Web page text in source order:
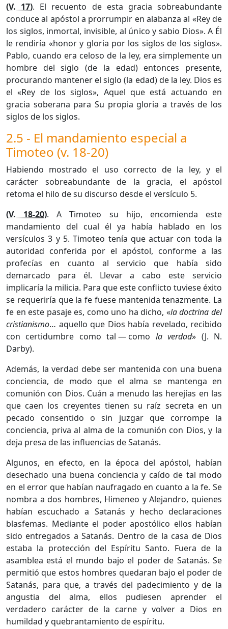
(V. 17). El recuento de esta gracia sobreabundante
conduce al apóstol a prorrumpir en alabanza al «Rey de
los siglos, inmortal, invisible, al único y sabio Dios». A Él
le rendiría «honor y gloria por los siglos de los siglos».
Pablo, cuando era celoso de la ley, era simplemente un
hombre del siglo (de la edad) entonces presente,
procurando mantener el siglo (la edad) de la ley. Dios es
el «Rey de los siglos», Aquel que está actuando en
gracia soberana para Su propia gloria a través de los
siglos de los siglos.
2.5 - El mandamiento especial a
Timoteo (v. 18-20)
Habiendo mostrado el uso correcto de la ley, y el
carácter sobreabundante de la gracia, el apóstol
retoma el hilo de su discurso desde el versículo 5.
(V. 18-20). A Timoteo su hijo, encomienda este
mandamiento del cual él ya había hablado en los
versículos 3 y 5. Timoteo tenía que actuar con toda la
autoridad conferida por el apóstol, conforme a las
profecías en cuanto al servicio que había sido
demarcado para él. Llevar a cabo este servicio
implicaría la milicia. Para que este conflicto tuviese éxito
se requeriría que la fe fuese mantenida tenazmente. La
fe en este pasaje es, como uno ha dicho, «la doctrina del
cristianismo… aquello que Dios había revelado, recibido
con certidumbre como tal — como la verdad» (J. N.
Darby).
Además, la verdad debe ser mantenida con una buena
conciencia, de modo que el alma se mantenga en
comunión con Dios. Cuán a menudo las herejías en las
que caen los creyentes tienen su raíz secreta en un
pecado consentido o sin juzgar que corrompe la
conciencia, priva al alma de la comunión con Dios, y la
deja presa de las influencias de Satanás.
Algunos, en efecto, en la época del apóstol, habían
desechado una buena conciencia y caído de tal modo
en el error que habían naufragado en cuanto a la fe. Se
nombra a dos hombres, Himeneo y Alejandro, quienes
habían escuchado a Satanás y hecho declaraciones
blasfemas. Mediante el poder apostólico ellos habían
sido entregados a Satanás. Dentro de la casa de Dios
estaba la protección del Espíritu Santo. Fuera de la
asamblea está el mundo bajo el poder de Satanás. Se
permitió que estos hombres quedaran bajo el poder de
Satanás, para que, a través del padecimiento y de la
angustia del alma, ellos pudiesen aprender el
verdadero carácter de la carne y volver a Dios en
humildad y quebrantamiento de espíritu.